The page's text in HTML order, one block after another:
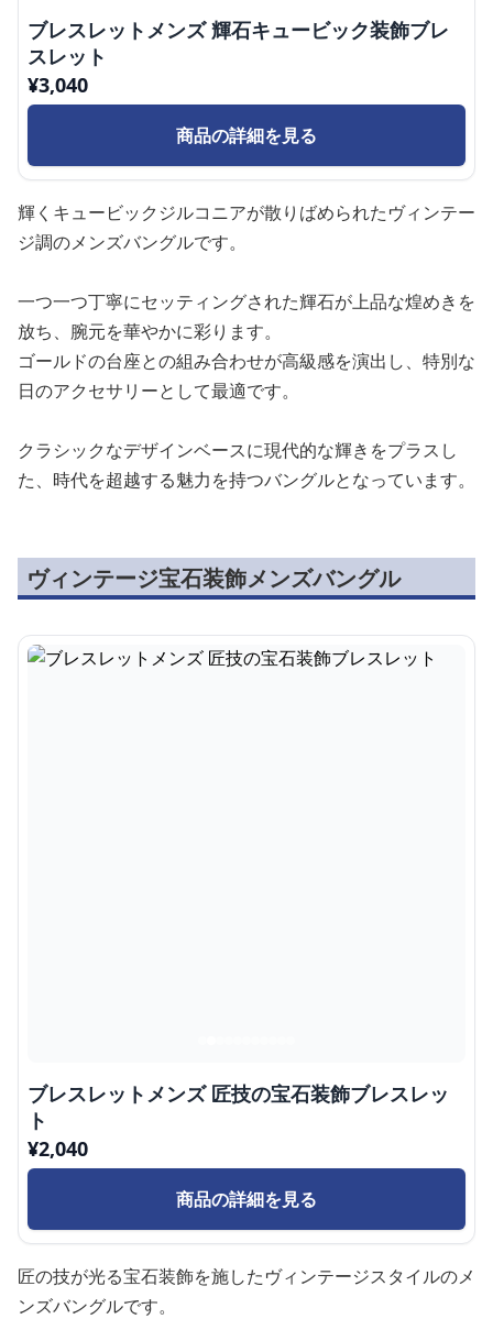
ブレスレットメンズ 輝石キュービック装飾ブレ
スレット
¥3,040
商品の詳細を見る
輝くキュービックジルコニアが散りばめられたヴィンテー
ジ調のメンズバングルです。
一つ一つ丁寧にセッティングされた輝石が上品な煌めきを
放ち、腕元を華やかに彩ります。
ゴールドの台座との組み合わせが高級感を演出し、特別な
日のアクセサリーとして最適です。
クラシックなデザインベースに現代的な輝きをプラスし
た、時代を超越する魅力を持つバングルとなっています。
ヴィンテージ宝石装飾メンズバングル
ブレスレットメンズ 匠技の宝石装飾ブレスレッ
ト
¥2,040
商品の詳細を見る
匠の技が光る宝石装飾を施したヴィンテージスタイルのメ
ンズバングルです。